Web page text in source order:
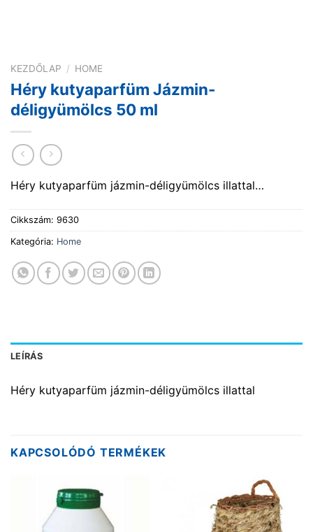
KEZDŐLAP / HOME
Héry kutyaparfüm Jázmin-
déligyümölcs 50 ml
Héry kutyaparfüm jázmin-déligyümölcs illattal…
Cikkszám: 9630
Kategória: Home
LEÍRÁS
Héry kutyaparfüm jázmin-déligyümölcs illattal
KAPCSOLÓDÓ TERMÉKEK